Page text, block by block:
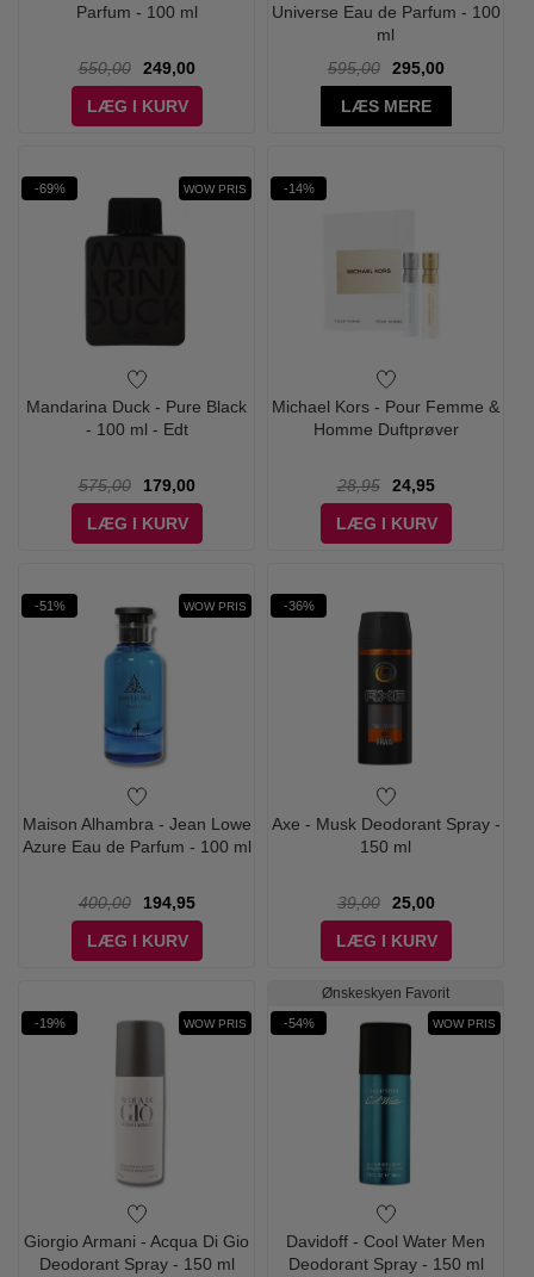
Parfum - 100 ml
550,00
249,00
LÆG I KURV
Universe Eau de Parfum - 100
ml
595,00
295,00
LÆS MERE
-69% WOW PRIS
Mandarina Duck - Pure Black
- 100 ml - Edt
575,00
179,00
LÆG I KURV
-14%
Michael Kors - Pour Femme &
Homme Duftprøver
28,95
24,95
LÆG I KURV
-51% WOW PRIS
Maison Alhambra - Jean Lowe
Azure Eau de Parfum - 100 ml
400,00
194,95
LÆG I KURV
-36%
Axe - Musk Deodorant Spray -
150 ml
39,00
25,00
LÆG I KURV
-19% WOW PRIS
Giorgio Armani - Acqua Di Gio
Deodorant Spray - 150 ml
Ønskeskyen Favorit
-54% WOW PRIS
Davidoff - Cool Water Men
Deodorant Spray - 150 ml